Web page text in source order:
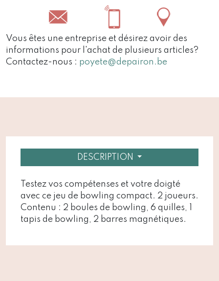
Vous êtes une entreprise et désirez avoir des
informations pour l'achat de plusieurs articles?
Contactez-nous : poyete@depairon.be
DESCRIPTION
Testez vos compétenses et votre doigté
avec ce jeu de bowling compact. 2 joueurs.
Contenu : 2 boules de bowling, 6 quilles, 1
tapis de bowling, 2 barres magnétiques.